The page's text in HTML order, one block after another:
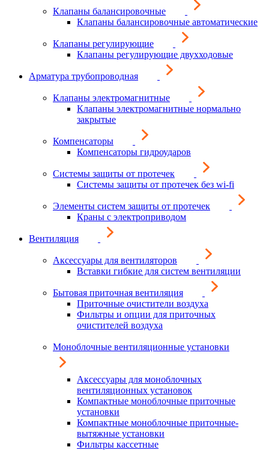
Клапаны балансировочные
Клапаны балансировочные автоматические
Клапаны регулирующие
Клапаны регулирующие двухходовые
Арматура трубопроводная
Клапаны электромагнитные
Клапаны электромагнитные нормально
закрытые
Компенсаторы
Компенсаторы гидроударов
Системы защиты от протечек
Системы защиты от протечек без wi-fi
Элементы систем защиты от протечек
Краны с электроприводом
Вентиляция
Аксессуары для вентиляторов
Вставки гибкие для систем вентиляции
Бытовая приточная вентиляция
Приточные очистители воздуха
Фильтры и опции для приточных
очистителей воздуха
Моноблочные вентиляционные установки
Аксессуары для моноблочных
вентиляционных установок
Компактные моноблочные приточные
установки
Компактные моноблочные приточные-
вытяжные установки
Фильтры кассетные